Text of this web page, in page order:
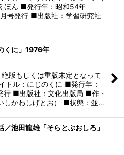
ほん ■発行年：昭和54年
号発行 ■出版社：学習研究社
くに」1976年
版もしくは重版未定となって
トル：にじのくに ■発行年：
■出版社：文化出版局 ■作・
しかわしげとお） ■状態：並…
／池田龍雄「そらとぶおしろ」